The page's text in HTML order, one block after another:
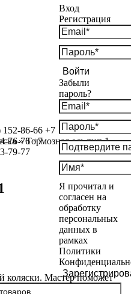
152-86-66 +7
76-76 +7
79-77
Вход
Регистрация
Войти
Забыли
пароль?
Я прочитал и
согласен на
обработку
персональных
данных в
рамках
Политики
»Тормозная ось тип 1
коляски. Мастер поможет